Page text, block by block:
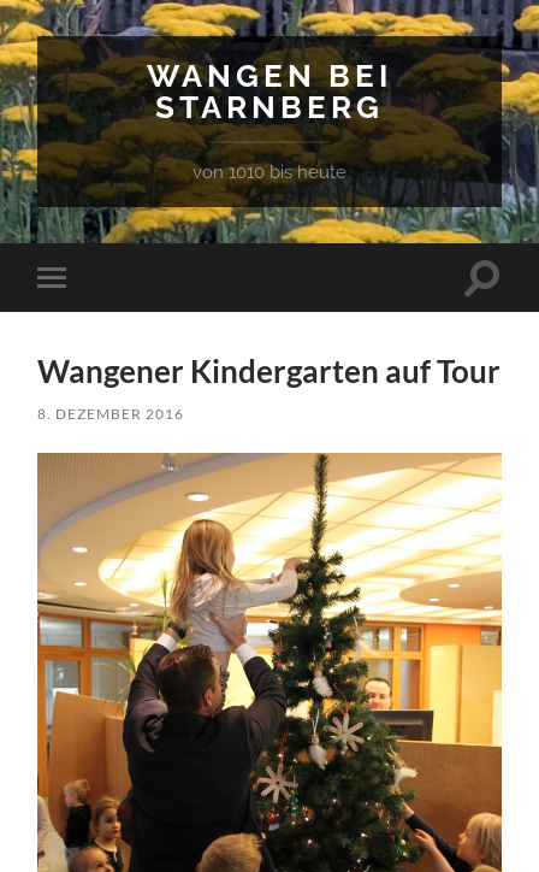
WANGEN BEI
STARNBERG
von 1010 bis heute
Mobile-
Menü
Wangener Kindergarten auf Tour
8. DEZEMBER 2016